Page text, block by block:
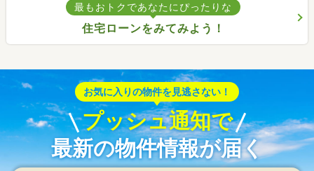
最もおトクであなたにぴったりな
住宅ローンをみてみよう！
お気に入りの物件を見逃さない！
プッシュ通知で
最新の物件情報が届く